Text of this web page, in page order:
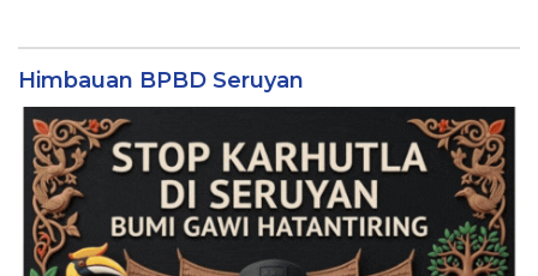
Himbauan BPBD Seruyan